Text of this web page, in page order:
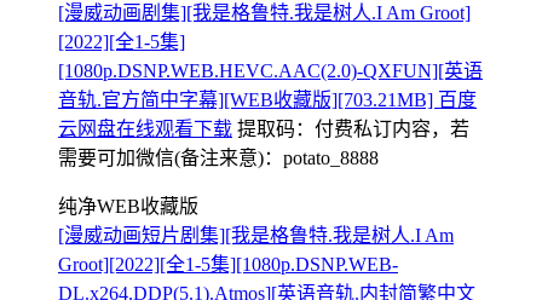
[漫威动画剧集][我是格鲁特.我是树人.I Am Groot]
[2022][全1-5集]
[1080p.DSNP.WEB.HEVC.AAC(2.0)-QXFUN][英语
音轨.官方简中字幕][WEB收藏版][703.21MB] 百度
云网盘在线观看下载 提取码： 付费私订内容，若
需要可加微信(备注来意)：potato_8888
纯净WEB收藏版
[漫威动画短片剧集][我是格鲁特.我是树人.I Am
Groot][2022][全1-5集][1080p.DSNP.WEB-
DL.x264.DDP(5.1).Atmos][英语音轨.内封简繁中文